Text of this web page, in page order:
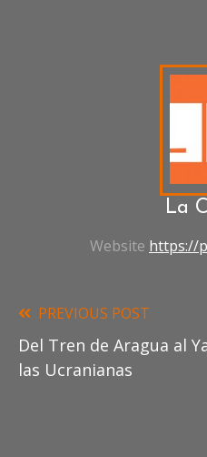
La
Website https://
Read
more
PREVIOUS POST
Del Tren de Aragua al
las Ucranianas